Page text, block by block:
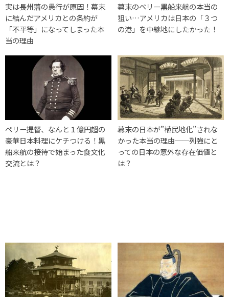
実は長州藩の愚行が原因！幕末
に結んだアメリカとの条約が
「不平等」になってしまった本
当の理由
幕末のペリー黒船来航の本当の
狙い…アメリカは日本の「３つ
の港」を中継地にしたかった！
ペリー提督、なんと１億円超の
豪華日本料理にケチつける！黒
船来航の接待で始まった食文化
交流とは？
幕末の日本が”植民地化”されな
かった本当の理由──列強にと
っての日本の意外な存在価値と
は？